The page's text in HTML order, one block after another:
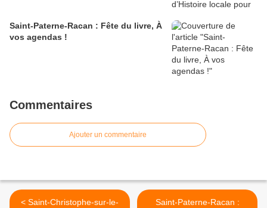
Saint-Paterne-Racan : Fête du livre, À
vos agendas !
Commentaires
Ajouter un commentaire
< Saint-Christophe-sur-le-
Saint-Paterne-Racan :